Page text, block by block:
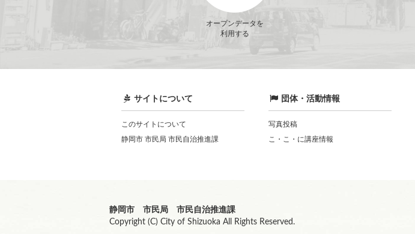
オープンデータを
利用する
サイトについて
このサイトについて
静岡市 市民局 市民自治推進課
団体・活動情報
写真投稿
こ・こ・に講座情報
静岡市 市民局 市民自治推進課
Copyright (C) City of Shizuoka All Rights Reserved.